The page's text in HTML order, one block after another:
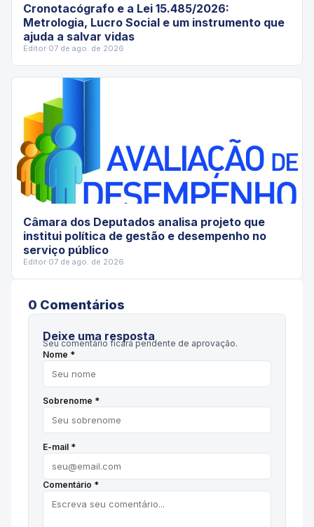
Cronotacógrafo e a Lei 15.485/2026:
Metrologia, Lucro Social e um instrumento que
ajuda a salvar vidas
Editor·07 de ago. de 2026
Câmara dos Deputados analisa projeto que
institui política de gestão e desempenho no
serviço público
Editor·07 de ago. de 2026
0 Comentários
Deixe uma resposta
Seu comentário ficará pendente de aprovação.
Nome *
Sobrenome *
E-mail *
Comentário *